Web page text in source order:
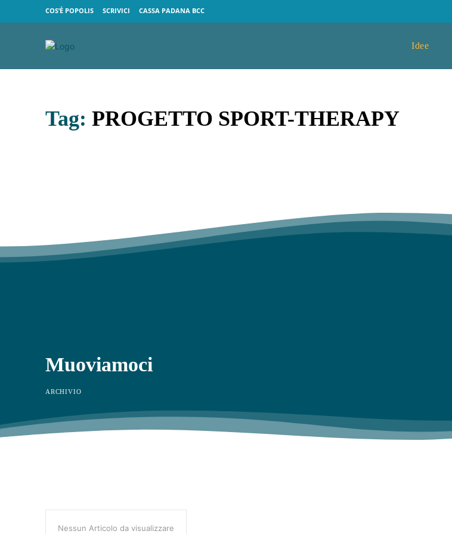
COS’È POPOLIS SCRIVICI CASSA PADANA BCC
Idee
Tag: PROGETTO SPORT-THERAPY
Muoviamoci
ARCHIVIO
Nessun Articolo da visualizzare